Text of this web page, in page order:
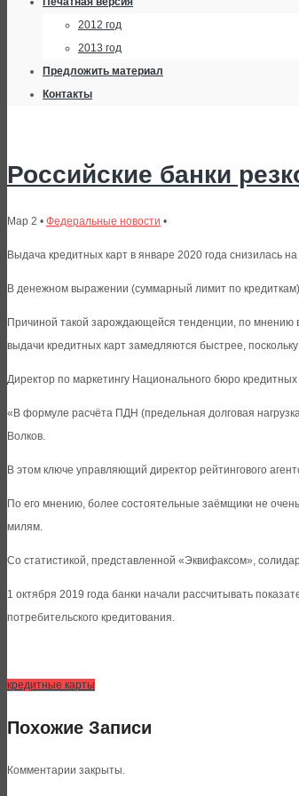
2012 год
2013 год
Предложить материал
Контакты
Российские банки
Мар 2 • Федеральные новости •
Выдача кредитных карт в январе 2020 года снизилась
В денежном выражении (суммарный лимит по
Причиной такой зарождающейся тенденции, по мнению
выдачи кредитных карт замедляются быстрее,
Директор по маркетингу Национального бюро
«В формуле расчёта ПДН (предельная долговая
Волков.
В этом ключе управляющий директор рейтингового
По его мнению, более состоятельные заёмщики не
милям.
Со статистикой, представленной «Эквифаксом»,
1 октября 2019 года банки начали рассчитывать
потребительского кредитования.
кредитные карты
Похожие Записи
Комментарии закрыты.